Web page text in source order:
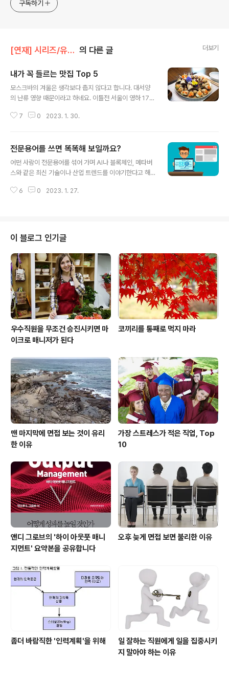
구독하기
[연재] 시리즈/유정식의 경영일기 의 다른 글 더보기
내가 꼭 들르는 맛집 Top 5
모스크바의 겨울은 생각보다 춥지 않다고 합니다. 대서양
의 난류 영향 때문이라고 하네요. 이틀전 서울이 영하 17~
도 수준이더군요. 나폴레옹이 모스크바의 혹독한 겨울 날
가?'하지 않았을까요? 설 연휴 덕분에 조금은 일찍 다가온
주말입니다. 동장군의 기세가 극에 달한 요즘, 따뜻하고 맛
있는 음식으로 몸을 따뜻하게 하시라는 의미로 제가 '이곳
이 다섯 군데만큼은 고민없이 0순위에 올릴 만큼 맛을 보
7 0 2023. 1. 30.
전문용어를 쓰면 똑똑해 보일까요?
어떤 사람이 전문용어를 섞어 가며 AI나 블록체인, 메타버
스와 같은 최신 기술이나 산업 트렌드를 이야기한다고 해
있는 사람이구나' 혹은 '뜻은 모르지만 전문용어를 줄줄이
그렇지 않습니다. 전문용어의 사용은 능력이나 지적 능력
의 지표가 아닙니다. 자흐 브라운(Zach Brown) 등의 연
구자들은 9가지의 실험을 통해 이를 증명했습니다. A라는
대학원생은 자기보다 높은 지위에 있는 사람(기업가)과 경
쟁 프레젠테이션을 하는 상황이라는 말을 들었습니다. 이
런 불안한 상태에 놓이자 A는 ..
6 0 2023. 1. 27.
이 블로그 인기글
우수직원을 무조건 승진시키면 마
이크로 매니저가 된다
코끼리를 통째로 먹지 마라
맨 마지막에 면접 보는 것이 유리
한 이유
가장 스트레스가 적은 직업, Top
10
앤디 그로브의 '하이 아웃풋 매니
지먼트' 요약본을 공유합니다
오후 늦게 면접 보면 불리한 이유
좀더 바람직한 '인력계획'을 위해
일 잘하는 직원에게 일을 집중시키
지 말아야 하는 이유